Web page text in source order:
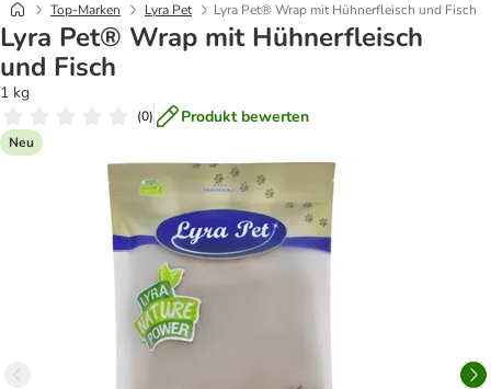
Top-Marken Lyra Pet Lyra Pet® Wrap mit Hühnerfleisch und Fisch
Lyra Pet® Wrap mit Hühnerfleisch
und Fisch
1 kg
(0) Produkt bewerten
Neu